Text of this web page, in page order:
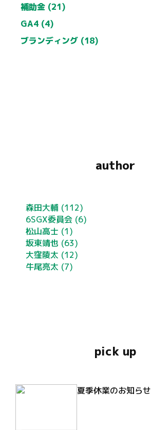
補助金 (21)
GA4 (4)
ブランディング (18)
author
森田大輔 (112)
6SGX委員会 (6)
松山高士 (1)
坂東靖也 (63)
大窪陵太 (12)
牛尾亮太 (7)
pick up
夏季休業のお知らせ